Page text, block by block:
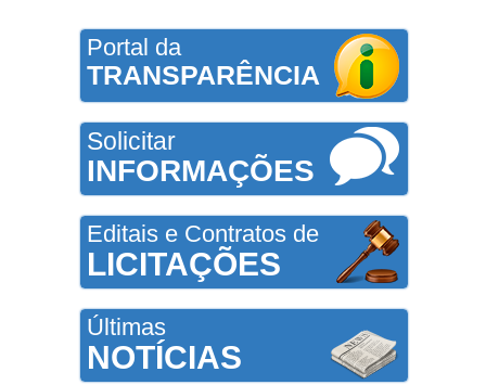
Portal da
TRANSPARÊNCIA
Solicitar
INFORMAÇÕES
Editais e Contratos de
LICITAÇÕES
Últimas
NOTÍCIAS